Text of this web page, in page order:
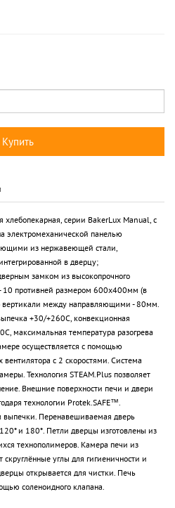
Купить
хлебопекарная, серии BakerLux Manual, с
электромеханической панелью
из нержавеющей стали,
в дверцу;
замком из высокопрочного
- 10 противней размером 600х400мм (в
вертикали между направляющими - 80мм.
+30/+260С, конвекционная
максимальная температура разогрева
осуществляется с помощью
с 2 скоростями. Система
Технология STEAM.Plus позволяет
Внешние поверхности печи и двери
технологии Protek.SAFE™.
Перенавешиваемая дверь
и 180*. Петли дверцы изготовлены из
технополимеров. Камера печи из
углы для гигиеничности и
открывается для чистки. Печь
соленоидного клапана.